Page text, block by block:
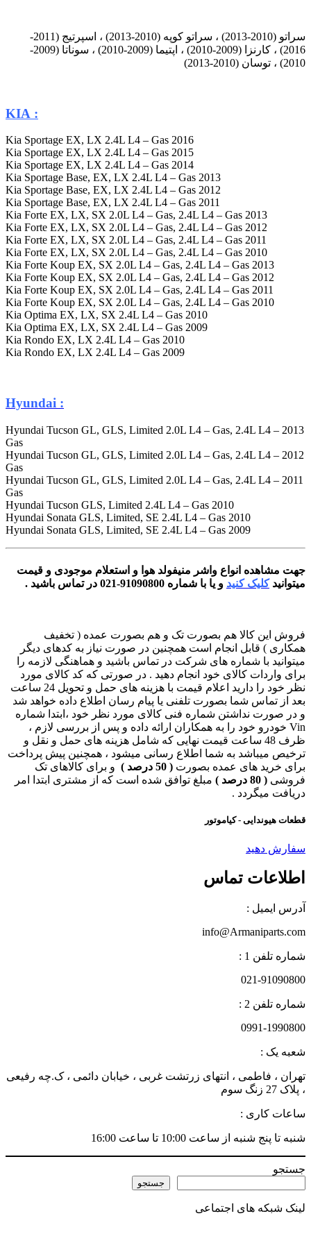
سراتو (2010-2013) ، سراتو کوپه (2010-2013) ، اسپرتیج (2011-
2016) ، کارنزا (2009-2010) ، اپتیما (2009-2010) ، سوناتا (2009-
2010) ، توسان (2010-2013)
: KIA
2016 Kia Sportage EX, LX 2.4L L4 – Gas
2015 Kia Sportage EX, LX 2.4L L4 – Gas
2014 Kia Sportage EX, LX 2.4L L4 – Gas
2013 Kia Sportage Base, EX, LX 2.4L L4 – Gas
2012 Kia Sportage Base, EX, LX 2.4L L4 – Gas
2011 Kia Sportage Base, EX, LX 2.4L L4 – Gas
2013 Kia Forte EX, LX, SX 2.0L L4 – Gas, 2.4L L4 – Gas
2012 Kia Forte EX, LX, SX 2.0L L4 – Gas, 2.4L L4 – Gas
2011 Kia Forte EX, LX, SX 2.0L L4 – Gas, 2.4L L4 – Gas
2010 Kia Forte EX, LX, SX 2.0L L4 – Gas, 2.4L L4 – Gas
2013 Kia Forte Koup EX, SX 2.0L L4 – Gas, 2.4L L4 – Gas
2012 Kia Forte Koup EX, SX 2.0L L4 – Gas, 2.4L L4 – Gas
2011 Kia Forte Koup EX, SX 2.0L L4 – Gas, 2.4L L4 – Gas
2010 Kia Forte Koup EX, SX 2.0L L4 – Gas, 2.4L L4 – Gas
2010 Kia Optima EX, LX, SX 2.4L L4 – Gas
2009 Kia Optima EX, LX, SX 2.4L L4 – Gas
2010 Kia Rondo EX, LX 2.4L L4 – Gas
2009 Kia Rondo EX, LX 2.4L L4 – Gas
: Hyundai
2013 Hyundai Tucson GL, GLS, Limited 2.0L L4 – Gas, 2.4L L4 –
Gas
2012 Hyundai Tucson GL, GLS, Limited 2.0L L4 – Gas, 2.4L L4 –
Gas
2011 Hyundai Tucson GL, GLS, Limited 2.0L L4 – Gas, 2.4L L4 –
Gas
2010 Hyundai Tucson GLS, Limited 2.4L L4 – Gas
2010 Hyundai Sonata GLS, Limited, SE 2.4L L4 – Gas
2009 Hyundai Sonata GLS, Limited, SE 2.4L L4 – Gas
جهت مشاهده انواع واشر منیفولد هوا و استعلام موجودی و قیمت
میتوانیدکلیک کنید و یا با شماره 91090800-021 در تماس باشید .
فروش این کالا هم بصورت تک و هم بصورت عمده ( تخفیف
همکاری ) قابل انجام است همچنین در صورت نیاز به کدهای دیگر
میتوانید با شماره های شرکت در تماس باشید و هماهنگی لازمه را
برای واردات کالای خود انجام دهید . در صورتی که کد کالای مورد
نظر خود را دارید اعلام قیمت با هزینه های حمل و تحویل 24 ساعت
بعد از تماس شما بصورت تلفنی یا پیام رسان اطلاع داده خواهد شد
و در صورت نداشتن شماره فنی کالای مورد نظر خود ،ابتدا شماره
Vin خودرو خود را به همکاران ارائه داده و پس از بررسی لازم ،
ظرف 48 ساعت قیمت نهایی که شامل هزینه های حمل و نقل و
ترخیص میباشد به شما اطلاع رسانی میشود ، همچنین پیش پرداخت
برای خرید های عمده بصورت ( 50 درصد )
و برای کالاهای تک
فروشی ( 80 درصد )
مبلغ توافق شده است که از مشتری ابتدا امر
دریافت میگردد .
قطعات هیوندایی - کیاموتور
سفارش دهید
اطلاعات تماس
آدرس ایمیل :
info@Armaniparts.com
شماره تلفن 1 :
021-91090800
شماره تلفن 2 :
0991-1990800
شعبه یک :
تهران ، فاطمی ، انتهای زرتشت غربی ، خیابان دائمی ، ک.چه رفیعی
، پلاک 27 زنگ سوم
ساعات کاری :
شنبه تا پنج شنبه از ساعت 10:00 تا ساعت 16:00
جستجو
جستجو
لینک شبکه های اجتماعی